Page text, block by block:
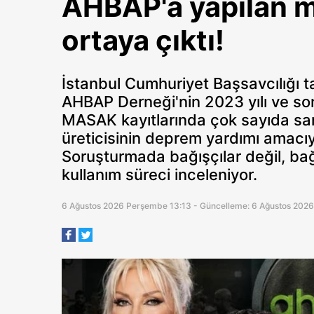
AHBAP'a yapılan
ortaya çıktı!
İstanbul Cumhuriyet
AHBAP Derneği'nin 2023 yılı ve
MASAK kayıtlarında çok sayıda
üreticisinin deprem yardımı
Soruşturmada bağışçılar değil,
kullanım süreci inceleniyor.
6 Ağustos 2026 Perşembe 13:13 - Güncelleme: 6 Ağustos